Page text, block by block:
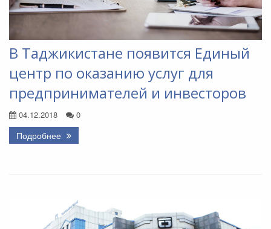
В Таджикистане появится Единый
центр по оказанию услуг для
предпринимателей и инвесторов
04.12.2018 0
Подробнее